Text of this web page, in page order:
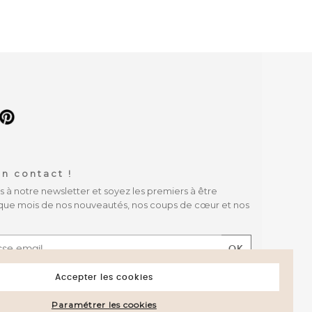
contact !
à notre newsletter et soyez les premiers à être
mois de nos nouveautés, nos coups de cœur et nos
OK
les conditions générales et la politique de
Accepter les cookies
Paramétrer les cookies